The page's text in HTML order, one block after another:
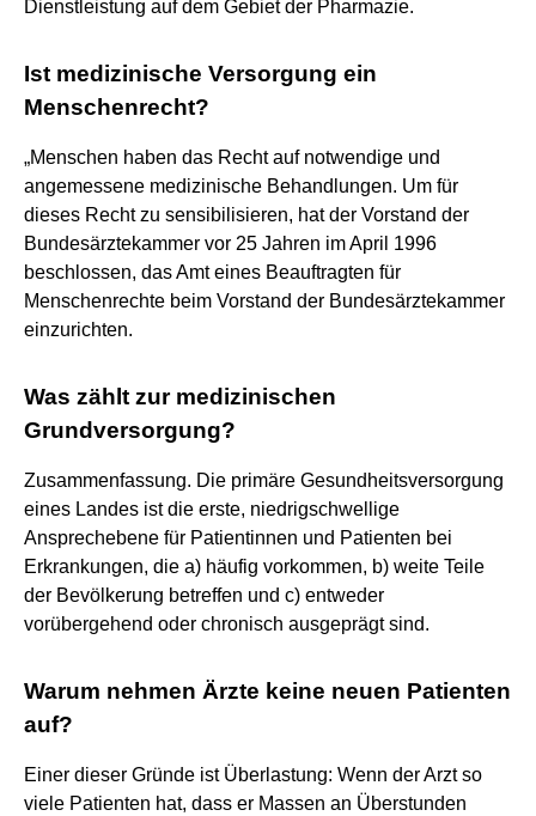
Dienstleistung auf dem Gebiet der Pharmazie.
Ist medizinische Versorgung ein
Menschenrecht?
„Menschen haben das Recht auf notwendige und
angemessene medizinische Behandlungen. Um für
dieses Recht zu sensibilisieren, hat der Vorstand der
Bundesärztekammer vor 25 Jahren im April 1996
beschlossen, das Amt eines Beauftragten für
Menschenrechte beim Vorstand der Bundesärztekammer
einzurichten.
Was zählt zur medizinischen
Grundversorgung?
Zusammenfassung. Die primäre Gesundheitsversorgung
eines Landes ist die erste, niedrigschwellige
Ansprechebene für Patientinnen und Patienten bei
Erkrankungen, die a) häufig vorkommen, b) weite Teile
der Bevölkerung betreffen und c) entweder
vorübergehend oder chronisch ausgeprägt sind.
Warum nehmen Ärzte keine neuen Patienten
auf?
Einer dieser Gründe ist Überlastung: Wenn der Arzt so
viele Patienten hat, dass er Massen an Überstunden